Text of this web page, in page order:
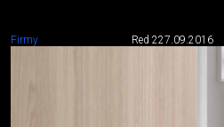
Firmy Red 227.09.2016